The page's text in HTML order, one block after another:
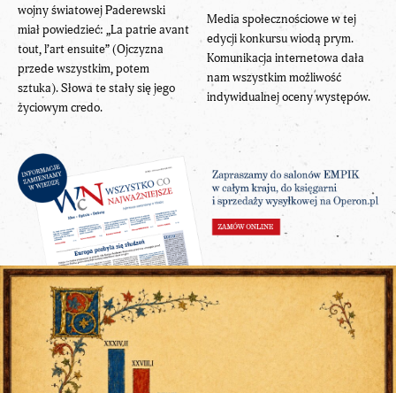
wojny światowej Paderewski
miał powiedzieć: „La patrie avant
tout, l’art ensuite” (Ojczyzna
przede wszystkim, potem
sztuka). Słowa te stały się jego
życiowym credo.
Media społecznościowe w tej
edycji konkursu wiodą prym.
Komunikacja internetowa dała
nam wszystkim możliwość
indywidualnej oceny występów.